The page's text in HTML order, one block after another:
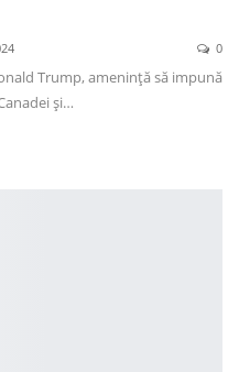
0
Trump, amenință să impună
și…